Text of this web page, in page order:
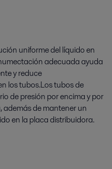
uniforme del líquido en
adecuada ayuda
y reduce
los tubos.Los tubos de
de presión por encima y por
de mantener un
en la placa distribuidora.